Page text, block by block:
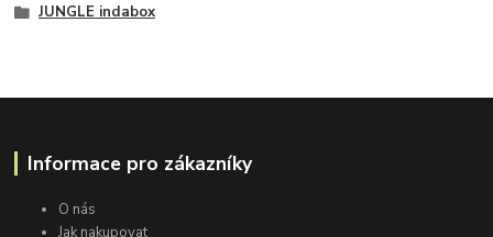
JUNGLE indabox
Informace pro zákazníky
O nás